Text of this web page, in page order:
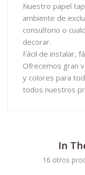
Nuestro papel
ambiente de
consultorio o
decorar.
Fácil de instalar,
Ofrecemos gran
y colores para
todos nuestros
In
16 otros